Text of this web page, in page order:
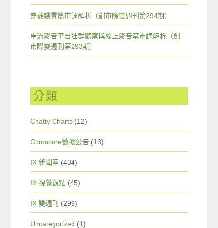
穿戴裝置篇市調解析（創市際雙週刊第294期）
串流影音平台社群觀察與線上影音篇市調解析（創
市際雙週刊第293期）
分類
Chatty Charts (12)
Comscore數據公告 (13)
IX 新聞室 (434)
IX 視覺觀點 (45)
IX 雙週刊 (299)
Uncategorized (1)